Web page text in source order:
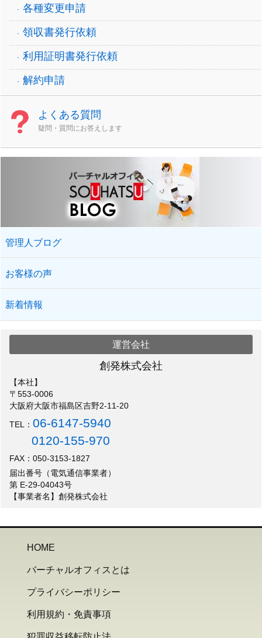
各種変更申請
領収書発行依頼
利用証明書発行依頼
解約申請
よくある質問
疑問・質問にお答えします
管理人ブログ
お客様の声
新着情報
運営会社
創発株式会社
【本社】
〒553-0006
大阪府大阪市福島区吉野2-11-20
TEL：06-6147-5940
0120-155-970
FAX：050-3153-1827
届出番号（電気通信事業者）
第 E-29-04043号
【事業者名】創発株式会社
HOME
バーチャルオフィスとは
プライバシーポリシー
利用規約・免責事項